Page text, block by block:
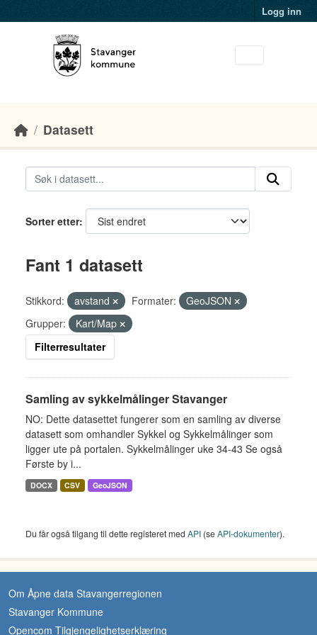
Logg inn
Datasett
Sorter etter
Fant 1 datasett
Stikkord: avstand Formater:
GeoJSON
Grupper:
Kart/Map
Filterresultater
Samling av sykkelmålinger Stavanger
NO: Dette datasettet fungerer som en samling av diverse
datasett som omhandler Sykkel og Sykkelmålinger som
ligger ute på portalen. Sykkelmålinger uke 34-43 Se også
Første by i...
DOCX CSV GeoJSON
Du får også tilgang til dette registeret med API (seAPI-dokumenter).
Om Åpne data Stavangerregionen
Stavanger Kommune
Opencom Tilgjengelighetserklæring